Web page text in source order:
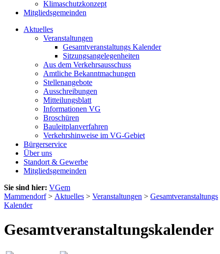
Klimaschutzkonzept
Mitgliedsgemeinden
Aktuelles
Veranstaltungen
Gesamtveranstaltungs Kalender
Sitzungsangelegenheiten
Aus dem Verkehrsausschuss
Amtliche Bekanntmachungen
Stellenangebote
Ausschreibungen
Mitteilungsblatt
Informationen VG
Broschüren
Bauleitplanverfahren
Verkehrshinweise im VG-Gebiet
Bürgerservice
Über uns
Standort & Gewerbe
Mitgliedsgemeinden
Sie sind hier: VGem
Mammendorf> Aktuelles > Veranstaltungen > Gesamtveranstaltungs
Kalender
Gesamtveranstaltungskalender